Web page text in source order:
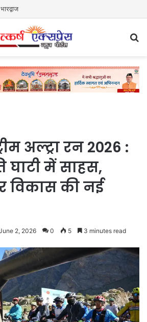
अल्ट्रा रन 2026 :
घाटी में साहस,
की नई
2, 2026 0 5 3 minutes read